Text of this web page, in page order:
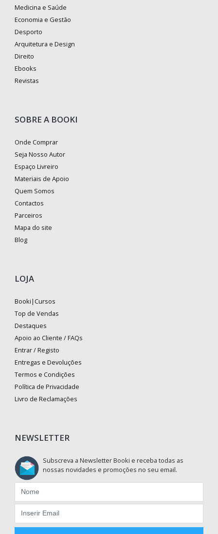
Medicina e Saúde
Economia e Gestão
Desporto
Arquitetura e Design
Direito
Ebooks
Revistas
SOBRE A BOOKI
Onde Comprar
Seja Nosso Autor
Espaço Livreiro
Materiais de Apoio
Quem Somos
Contactos
Parceiros
Mapa do site
Blog
LOJA
Booki|Cursos
Top de Vendas
Destaques
Apoio ao Cliente / FAQs
Entrar / Registo
Entregas e Devoluções
Termos e Condições
Política de Privacidade
Livro de Reclamações
NEWSLETTER
Subscreva a Newsletter Booki e receba todas as
nossas novidades e promoções no seu email.